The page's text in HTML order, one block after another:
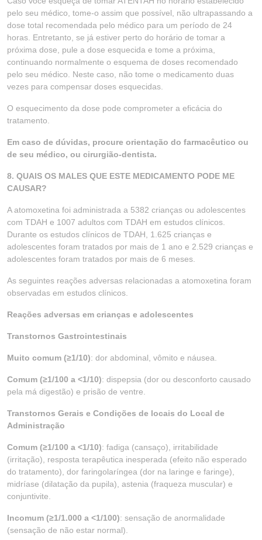
pelo seu médico, tome-o assim que possível, não ultrapassando a
dose total recomendada pelo médico para um período de 24
horas. Entretanto, se já estiver perto do horário de tomar a
próxima dose, pule a dose esquecida e tome a próxima,
continuando normalmente o esquema de doses recomendado
pelo seu médico. Neste caso, não tome o medicamento duas
vezes para compensar doses esquecidas.
O esquecimento da dose pode comprometer a eficácia do
tratamento.
Em caso de dúvidas, procure orientação do farmacêutico ou
de seu médico, ou cirurgião-dentista.
8. QUAIS OS MALES QUE ESTE MEDICAMENTO PODE ME
CAUSAR?
A atomoxetina foi administrada a 5382 crianças ou adolescentes
com TDAH e 1007 adultos com TDAH em estudos clínicos.
Durante os estudos clínicos de TDAH, 1.625 crianças e
adolescentes foram tratados por mais de 1 ano e 2.529 crianças e
adolescentes foram tratados por mais de 6 meses.
As seguintes reações adversas relacionadas a atomoxetina foram
observadas em estudos clínicos.
Reações adversas em crianças e adolescentes
Transtornos Gastrointestinais
Muito comum (≥1/10): dor abdominal, vômito e náusea.
Comum (≥1/100 a <1/10): dispepsia (dor ou desconforto causado
pela má digestão) e prisão de ventre.
Transtornos Gerais e Condições de locais do Local de
Administração
Comum (≥1/100 a <1/10): fadiga (cansaço), irritabilidade
(irritação), resposta terapêutica inesperada (efeito não esperado
do tratamento), dor faringolaríngea (dor na laringe e faringe),
midríase (dilatação da pupila), astenia (fraqueza muscular) e
conjuntivite.
Incomum (≥1/1.000 a <1/100): sensação de anormalidade
(sensação de não estar normal).